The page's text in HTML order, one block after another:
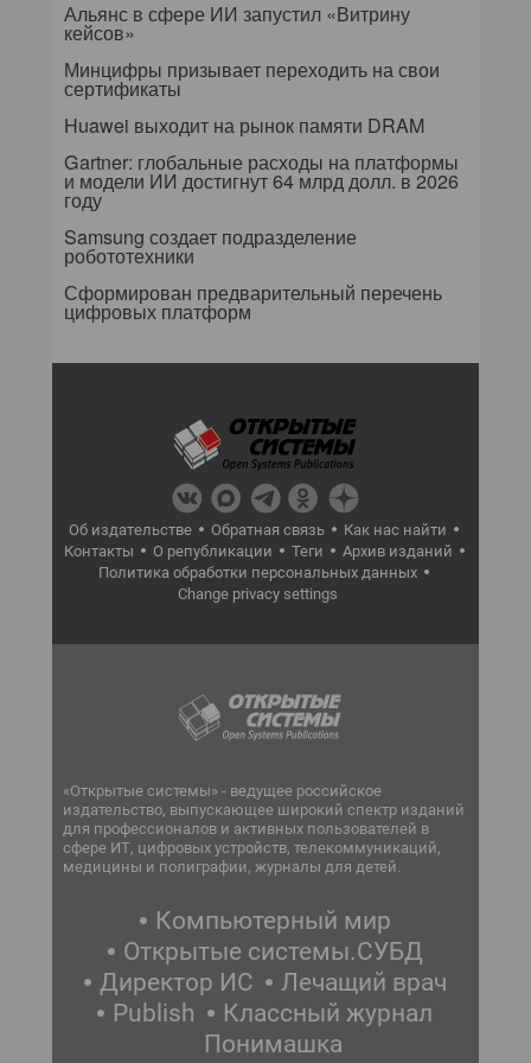
Альянс в сфере ИИ запустил «Витрину
кейсов»
Минцифры призывает переходить на свои
сертификаты
Huawei выходит на рынок памяти DRAM
Gartner: глобальные расходы на платформы
и модели ИИ достигнут 64 млрд долл. в 2026
году
Samsung создает подразделение
робототехники
Сформирован предварительный перечень
цифровых платформ
Об издательстве Обратная связь
Как нас найти
Контакты
О републикации Теги
Архив изданий
Политика обработки персональных данных
Change privacy settings
«Открытые системы» - ведущее российское
издательство, выпускающее широкий спектр изданий
для профессионалов и активных пользователей в
сфере ИТ, цифровых устройств, телекоммуникаций,
медицины и полиграфии, журналы для детей.
Компьютерный мир
Открытые системы.СУБД
Директор ИС
Лечащий врач
Publish
Классный журнал
Понимашка